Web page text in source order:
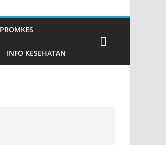
PROMKES
INFO KESEHATAN